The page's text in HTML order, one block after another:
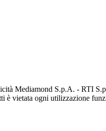
Mediamond S.p.A. - RTI
è vietata ogni utilizzazione